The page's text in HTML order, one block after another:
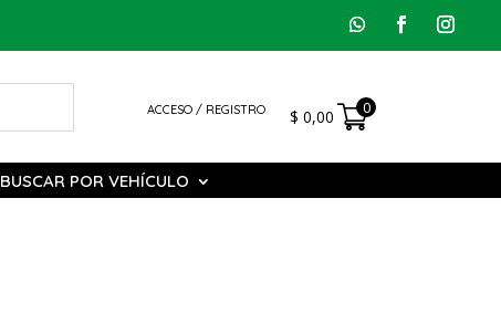
ACCESO / REGISTRO $ 0,00 0
BUSCAR POR VEHÍCULO